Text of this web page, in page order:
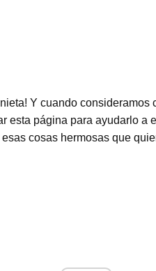
Y cuando
esta página para ayudarlo a
cosas hermosas que